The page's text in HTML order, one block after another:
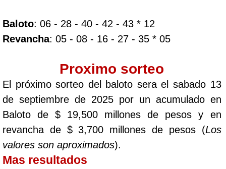
Baloto: 06 - 28 - 40 - 42 - 43 * 12
Revancha: 05 - 08 - 16 - 27 - 35 * 05
Proximo sorteo
El próximo sorteo del baloto sera el sabado 13
de septiembre de 2025 por un acumulado en
Baloto de $ 19,500 millones de pesos y en
revancha de $ 3,700 millones de pesos (Los
valores son aproximados).
Mas resultados